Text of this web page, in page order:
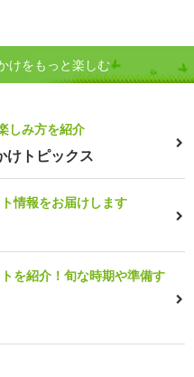
けをもっと楽しむ
しみ方を紹介
けトピックス
情報をお届けします
を紹介！旬な時期や準備す